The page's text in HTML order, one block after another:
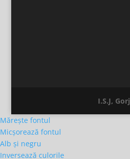
I.S.J, Gorj
Mărește fontul
Micșorează fontul
Alb și negru
Inversează culorile